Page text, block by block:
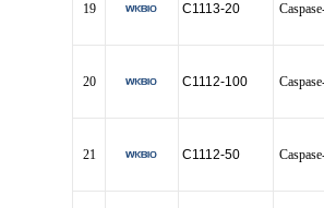
19 C1113-20
20 C1112-100
21 C1112-50